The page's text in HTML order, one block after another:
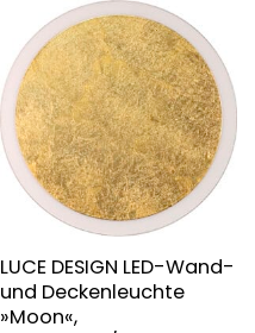
LUCE DESIGN LED-Wand-
und Deckenleuchte
»Moon«,